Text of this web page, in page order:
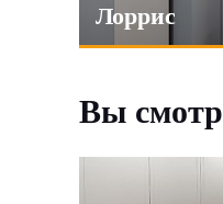
Лоррис
Вы